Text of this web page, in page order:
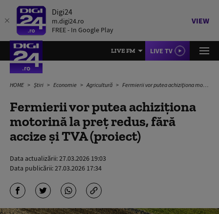
Digi24
m.digi24.ro
FREE - In Google Play
VIEW
LIVE FM LIVE TV
HOME Știri Economie Agricultură Fermierii vor putea achiziţiona motorină la preţ redus, fără accize şi TVA (proiect)
Fermierii vor putea achiziţiona
motorină la preţ redus, fără
accize şi TVA (proiect)
Data actualizării:27.03.2026 19:03
Data publicării:27.03.2026 17:34